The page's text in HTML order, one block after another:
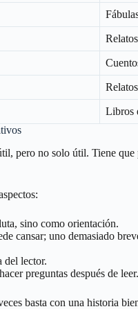
Libros
pero no solo útil. Tiene
sino como orientación.
cansar; uno demasiado
del lector.
preguntas después de leer.
basta con una historia